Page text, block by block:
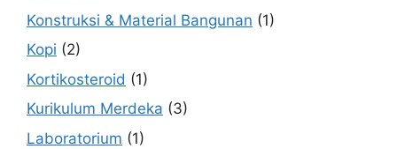
Konstruksi & Material Bangunan (1)
Kopi (2)
Kortikosteroid (1)
Kurikulum Merdeka (3)
Laboratorium (1)